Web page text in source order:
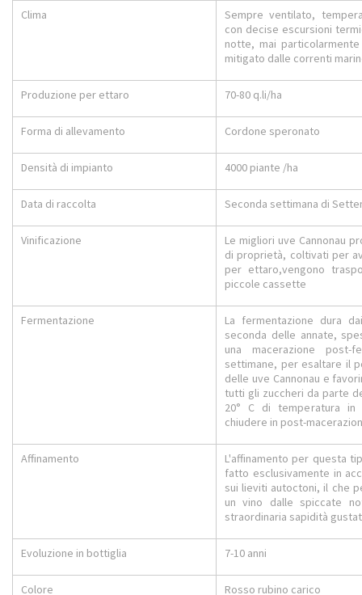
Clima
Sempre ventilato,
con decise escursioni
notte, mai
mitigato dalle correnti
Produzione per ettaro 70-80 q.li/ha
Forma di allevamento Cordone speronato
Densità di impianto 4000 piante /ha
Data di raccolta Seconda settimana di
Vinificazione
Le migliori uve Cannonau
di proprietà, coltivati per
per ettaro,vengono
piccole cassette
Fermentazione
La fermentazione dura
seconda delle annate,
una macerazione post-
settimane, per esaltare il
delle uve Cannonau e
tutti gli zuccheri da parte
20° C di temperatura in
chiudere in post-
Affinamento
L'affinamento per questa
fatto esclusivamente in
sui lieviti autoctoni, il che
un vino dalle spiccate
straordinaria sapidità
Evoluzione in bottiglia 7-10 anni
Colore Rosso rubino carico